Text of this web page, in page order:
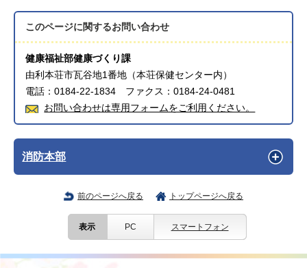
このページに関するお問い合わせ
健康福祉部健康づくり課
由利本荘市瓦谷地1番地（本荘保健センター内）
電話：0184-22-1834 ファクス：0184-24-0481
お問い合わせは専用フォームをご利用ください。
消防本部
前のページへ戻る トップページへ戻る
表示 PC スマートフォン